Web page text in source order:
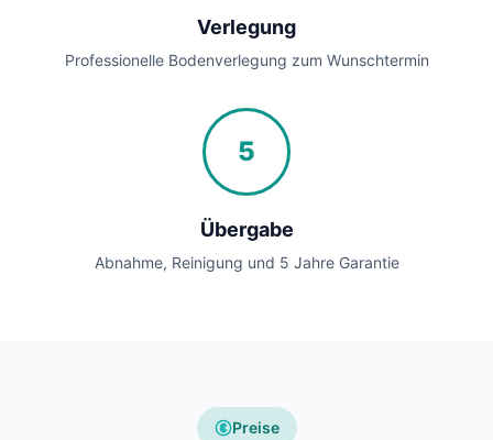
Verlegung
Professionelle Bodenverlegung zum Wunschtermin
5
Übergabe
Abnahme, Reinigung und 5 Jahre Garantie
Preise